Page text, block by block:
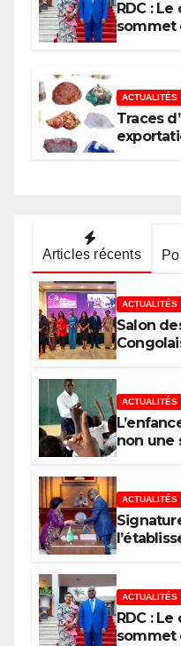
l’Afrique
RDC :
sommet
ACTUALITÉS
Traces
Articles récents
ACTUALITÉS
Salon
phare de
Afrique
ACTUALITÉS
non une
ACTUALITÉS
pour le
l’Afrique
ACTUALITÉS
RDC :
sommet